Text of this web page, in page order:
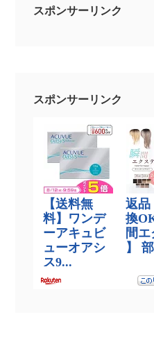
スポンサーリンク
スポンサーリンク